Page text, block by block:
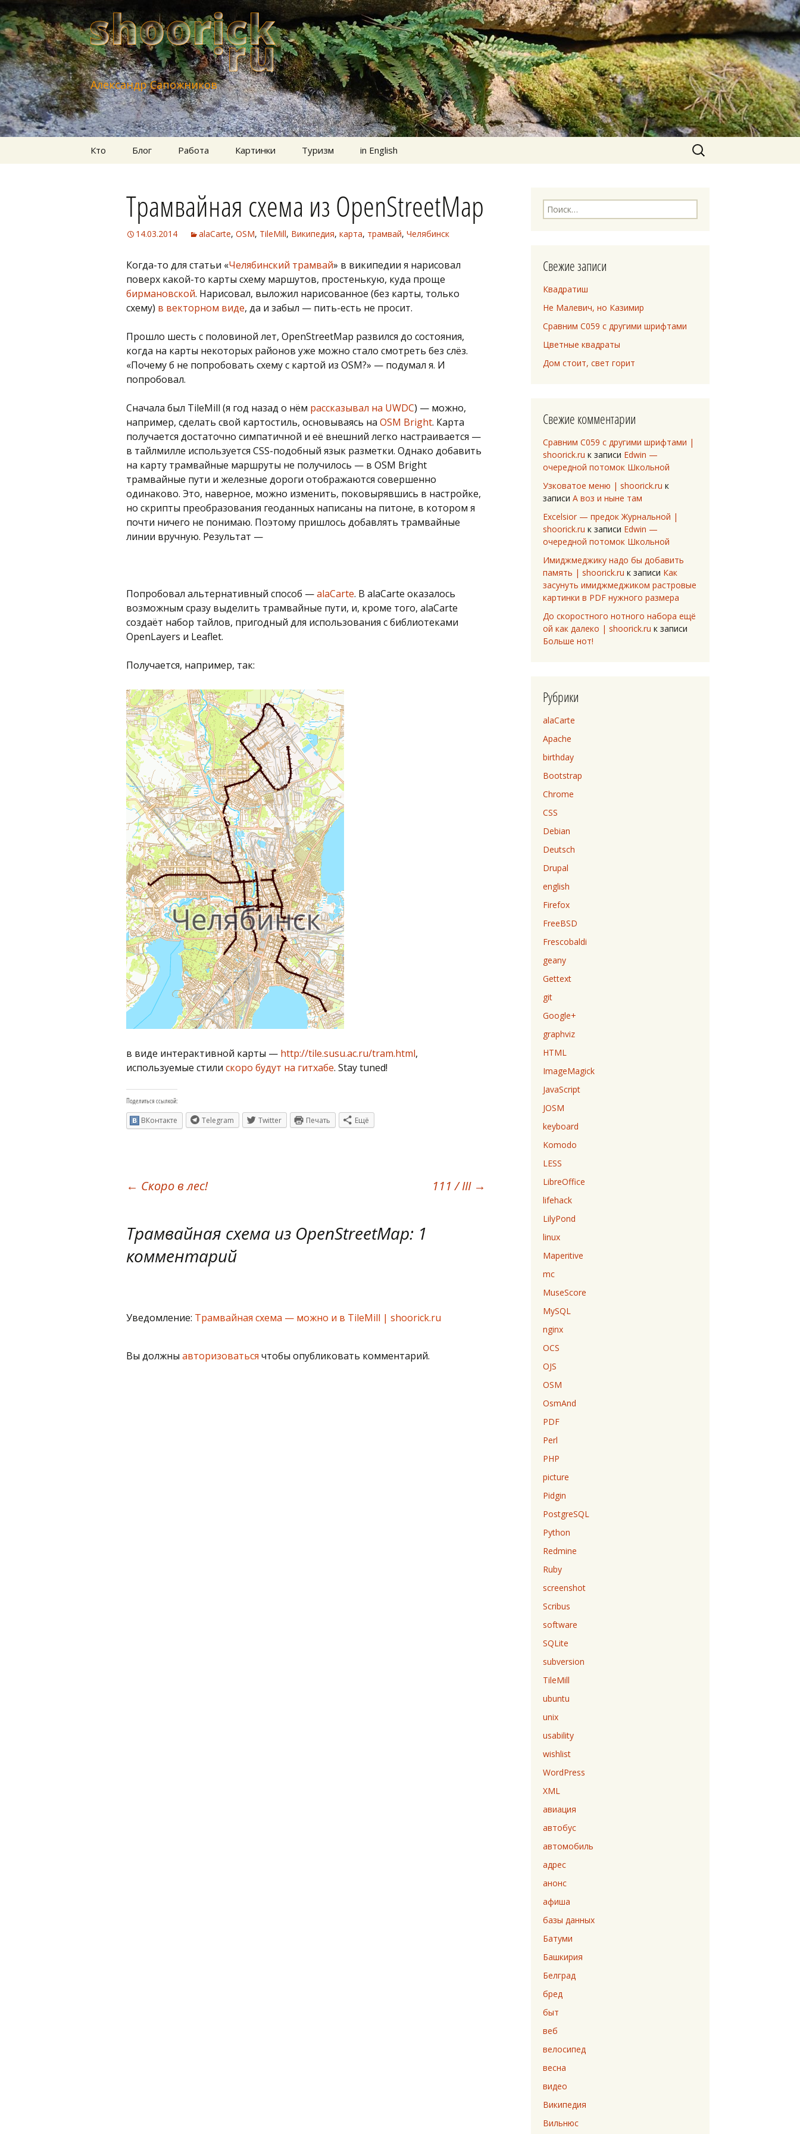
Александр Сапожников
Кто Блог Работа Картинки Туризм in English Найти:
Трамвайная схема из OpenStreetMap
14.03.2014 alaCarte, OSM, TileMill, Википедия, карта, трамвай, Челябинск
Когда-то для статьи «Челябинский трамвай» в википедии я нарисовал
поверх какой-то карты схему маршутов, простенькую, куда проще
бирмановской. Нарисовал, выложил нарисованное (без карты, только
схему) в векторном виде, да и забыл — пить-есть не просит.
Прошло шесть с половиной лет, OpenStreetMap развился до состояния,
когда на карты некоторых районов уже можно стало смотреть без слёз.
«Почему б не попробовать схему с картой из OSM?» — подумал я. И
попробовал.
Сначала был TileMill (я год назад о нём рассказывал на UWDC) — можно,
например, сделать свой картостиль, основываясь на OSM Bright. Карта
получается достаточно симпатичной и её внешний легко настраивается —
в тайлмилле используется CSS-подобный язык разметки. Однако добавить
на карту трамвайные маршруты не получилось — в OSM Bright
трамвайные пути и железные дороги отображаются совершенно
одинаково. Это, наверное, можно изменить, поковырявшись в настройке,
но скрипты преобразования геоданных написаны на питоне, в котором я
почти ничего не понимаю. Поэтому пришлось добавлять трамвайные
линии вручную. Результат —
Попробовал альтернативный способ —alaCarte. В alaCarte оказалось
возможным сразу выделить трамвайные пути, и, кроме того, alaCarte
создаёт набор тайлов, пригодный для использования с библиотеками
OpenLayers и Leaflet.
Получается, например, так:
в виде интерактивной карты — http://tile.susu.ac.ru/tram.html,
используемые стили скоро будут на гитхабе. Stay tuned!
Поделиться ссылкой:
ВКонтакте
Telegram Twitter Печать Ещё
← Скоро в лес! 111 / III →
Трамвайная схема из OpenStreetMap: 1
комментарий
Уведомление: Трамвайная схема — можно и в TileMill | shoorick.ru
Вы должны авторизоваться чтобы опубликовать комментарий.
Найти:
Свежие записи
Квадратиш
Не Малевич, но Казимир
Сравним C059 с другими шрифтами
Цветные квадраты
Дом стоит, свет горит
Свежие комментарии
Сравним C059 с другими шрифтами |
shoorick.ru к записи Edwin —
очередной потомок Школьной
Узковатое меню | shoorick.ru к
записи А воз и ныне там
Excelsior — предок Журнальной |
shoorick.ru к записи Edwin —
очередной потомок Школьной
Имиджмеджику надо бы добавить
память | shoorick.ru к записи Как
засунуть имиджмеджиком растровые
картинки в PDF нужного размера
До скоростного нотного набора ещё
ой как далеко | shoorick.ru к записи
Больше нот!
Рубрики
alaCarte
Apache
birthday
Bootstrap
Chrome
CSS
Debian
Deutsch
Drupal
english
Firefox
FreeBSD
Frescobaldi
geany
Gettext
git
Google+
graphviz
HTML
ImageMagick
JavaScript
JOSM
keyboard
Komodo
LESS
LibreOffice
lifehack
LilyPond
linux
Maperitive
mc
MuseScore
MySQL
nginx
OCS
OJS
OSM
OsmAnd
PDF
Perl
PHP
picture
Pidgin
PostgreSQL
Python
Redmine
Ruby
screenshot
Scribus
software
SQLite
subversion
TileMill
ubuntu
unix
usability
wishlist
WordPress
XML
авиация
автобус
автомобиль
адрес
анонс
афиша
базы данных
Батуми
Башкирия
Белград
бред
быт
веб
велосипед
весна
видео
Википедия
Вильнюс